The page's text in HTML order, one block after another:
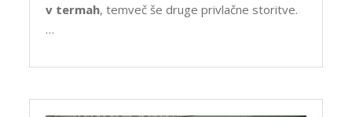
v termah, temveč še druge privlačne storitve.
…